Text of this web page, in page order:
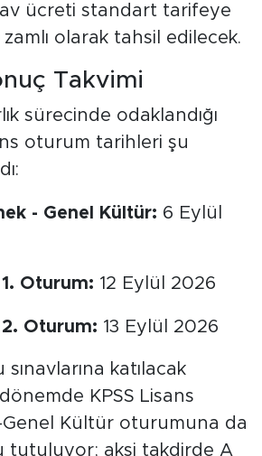
ücreti standart tarifeye
olarak tahsil edilecek.
Takvimi
sürecinde odaklandığı
oturum tarihleri şu
- Genel Kültür: 6 Eylül
Oturum: 12 Eylül 2026
Oturum: 13 Eylül 2026
katılacak
KPSS Lisans
Genel Kültür oturumuna da
tutuluyor; aksi takdirde A